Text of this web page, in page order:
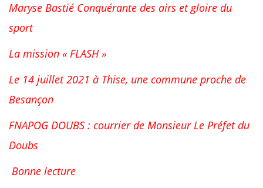
Maryse Bastié Conquérante des airs et gloire du
sport
La mission « FLASH »
Le 14 juillet 2021 à Thise, une commune proche de
Besançon
FNAPOG DOUBS : courrier de Monsieur Le Préfet du
Doubs
Bonne lecture